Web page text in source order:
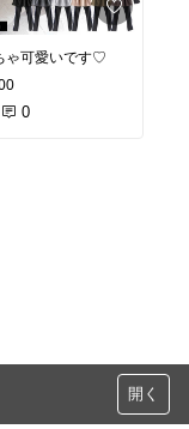
ゃ可愛いです♡
0
開く